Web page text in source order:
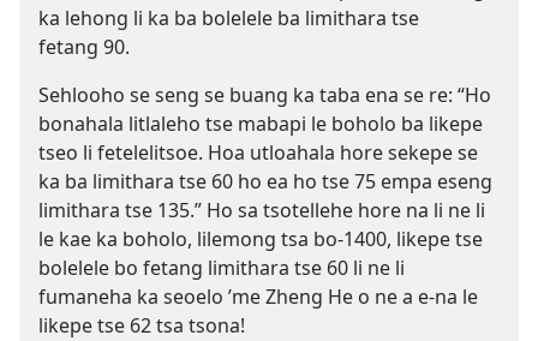
ka lehong li ka ba bolelele ba limithara tse
fetang 90.
Sehlooho se seng se buang ka taba ena se re: “Ho
bonahala litlaleho tse mabapi le boholo ba likepe
tseo li fetelelitsoe. Hoa utloahala hore sekepe se
ka ba limithara tse 60 ho ea ho tse 75 empa eseng
limithara tse 135.” Ho sa tsotellehe hore na li ne li
le kae ka boholo, lilemong tsa bo-1400, likepe tse
bolelele bo fetang limithara tse 60 li ne li
fumaneha ka seoelo ’me Zheng He o ne a e-na le
likepe tse 62 tsa tsona!